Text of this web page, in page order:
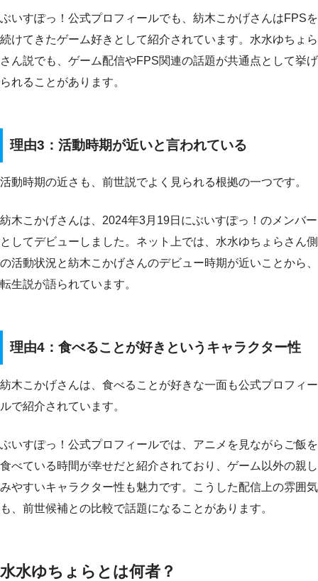
ぶいすぽっ！公式プロフィールでも、紡木こかげさんはFPSを
続けてきたゲーム好きとして紹介されています。水水ゆちょら
さん説でも、ゲーム配信やFPS関連の話題が共通点として挙げ
られることがあります。
理由3：活動時期が近いと言われている
活動時期の近さも、前世説でよく見られる根拠の一つです。
紡木こかげさんは、2024年3月19日にぶいすぽっ！のメンバー
としてデビューしました。ネット上では、水水ゆちょらさん側
の活動状況と紡木こかげさんのデビュー時期が近いことから、
転生説が語られています。
理由4：食べることが好きというキャラクター性
紡木こかげさんは、食べることが好きな一面も公式プロフィー
ルで紹介されています。
ぶいすぽっ！公式プロフィールでは、アニメを見ながらご飯を
食べている時間が幸せだと紹介されており、ゲーム以外の親し
みやすいキャラクター性も魅力です。こうした配信上の雰囲気
も、前世候補との比較で話題になることがあります。
水水ゆちょらとは何者？